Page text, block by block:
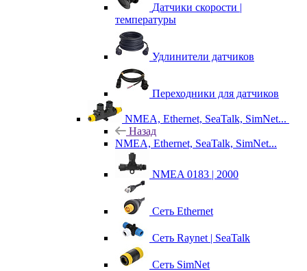
Датчики скорости |
температуры
Удлинители датчиков
Переходники для датчиков
NMEA, Ethernet, SeaTalk, SimNet...
Назад
NMEA, Ethernet, SeaTalk, SimNet...
NMEA 0183 | 2000
Сеть Ethernet
Сеть Raynet | SeaTalk
Сеть SimNet